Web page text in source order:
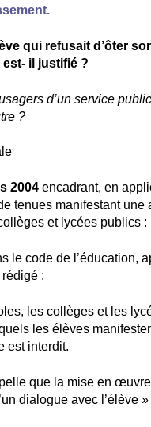
qui refusait d’ôter
il justifié ?
d’un service
?
2004 encadrant, en
tenues manifestant une
et lycées publics :
le code de l’éducation,
:
les collèges et les
les élèves
est interdit.
que la mise en
dialogue avec l’élève »